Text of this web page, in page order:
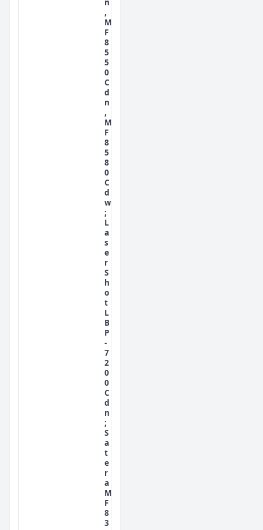
n
,
M
F
8
5
5
0
C
d
n
,
M
F
8
5
8
0
C
d
w
;
L
a
s
e
r
S
h
o
t
L
B
P
-
7
2
0
0
C
d
n
;
S
a
t
e
r
a
M
F
8
3